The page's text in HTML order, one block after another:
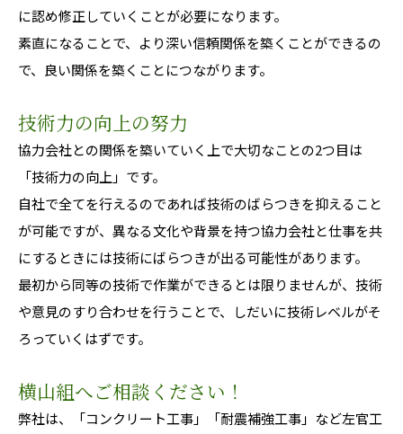
に認め修正していくことが必要になります。
素直になることで、より深い信頼関係を築くことができるの
で、良い関係を築くことにつながります。
技術力の向上の努力
協力会社との関係を築いていく上で大切なことの2つ目は
「技術力の向上」です。
自社で全てを行えるのであれば技術のばらつきを抑えること
が可能ですが、異なる文化や背景を持つ協力会社と仕事を共
にするときには技術にばらつきが出る可能性があります。
最初から同等の技術で作業ができるとは限りませんが、技術
や意見のすり合わせを行うことで、しだいに技術レベルがそ
ろっていくはずです。
横山組へご相談ください！
弊社は、「コンクリート工事」「耐震補強工事」など左官工